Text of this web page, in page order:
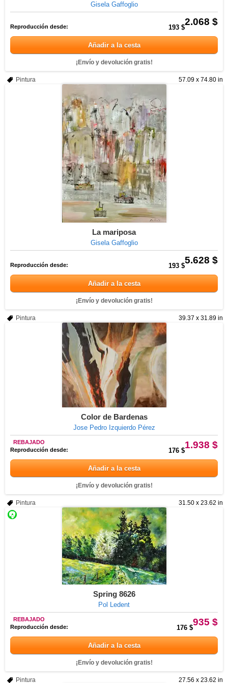
Gisela Gaffoglio
2.068 $
Reproducción desde: 193 $
Añadir a la cesta
¡Envío y devolución gratis!
57.09 x 74.80 in
Pintura
La mariposa
Gisela Gaffoglio
5.628 $
Reproducción desde: 193 $
Añadir a la cesta
¡Envío y devolución gratis!
39.37 x 31.89 in
Pintura
Color de Bardenas
Jose Pedro Izquierdo Pérez
1.938 $
REBAJADO
Reproducción desde:
176 $
Añadir a la cesta
¡Envío y devolución gratis!
31.50 x 23.62 in
Pintura
Spring 8626
Pol Ledent
935 $
REBAJADO
Reproducción desde:
176 $
Añadir a la cesta
¡Envío y devolución gratis!
27.56 x 23.62 in
Pintura